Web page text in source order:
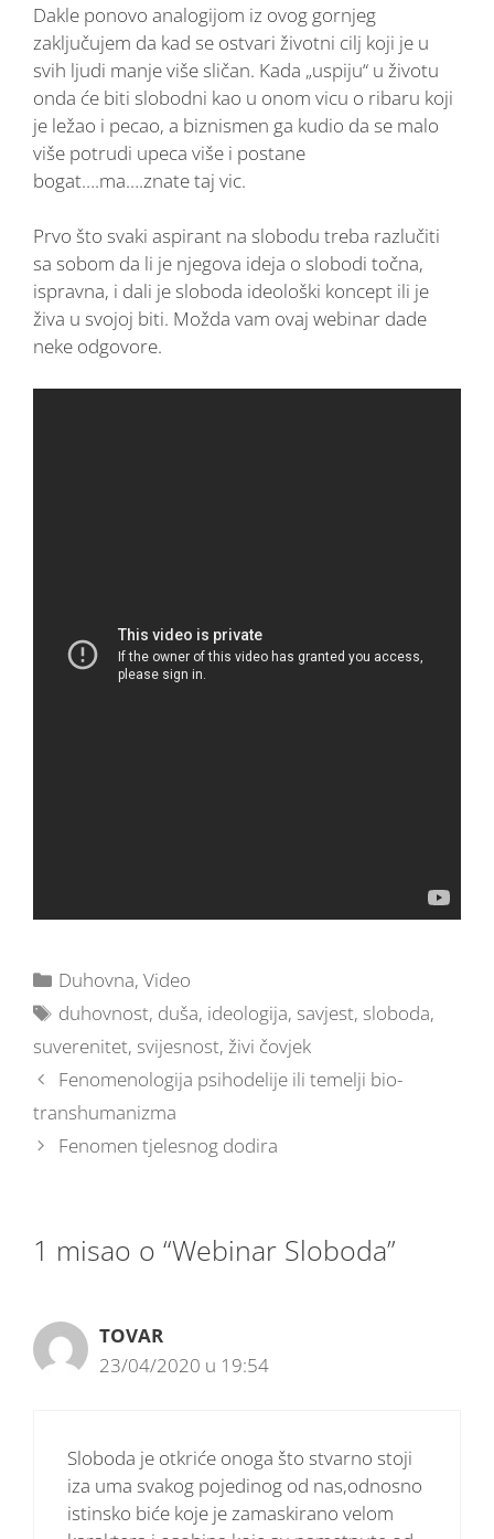
Dakle ponovo analogijom iz ovog gornjeg
zaključujem da kad se ostvari životni cilj koji je u
svih ljudi manje više sličan. Kada „uspiju“ u životu
onda će biti slobodni kao u onom vicu o ribaru koji
je ležao i pecao, a biznismen ga kudio da se malo
više potrudi upeca više i postane
bogat….ma….znate taj vic.
Prvo što svaki aspirant na slobodu treba razlučiti
sa sobom da li je njegova ideja o slobodi točna,
ispravna, i dali je sloboda ideološki koncept ili je
živa u svojoj biti. Možda vam ovaj webinar dade
neke odgovore.
Duhovna,Video
duhovnost, duša, ideologija, savjest, sloboda,
suverenitet, svijesnost, živi čovjek
Fenomenologija psihodelije ili temelji bio-
transhumanizma
Fenomen tjelesnog dodira
1 misao o “Webinar Sloboda”
TOVAR
23/04/2020 u 19:54
Sloboda je otkriće onoga što stvarno stoji
iza uma svakog pojedinog od nas,odnosno
istinsko biće koje je zamaskirano velom